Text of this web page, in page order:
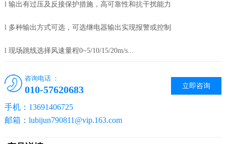
l 输出有过压及反接保护措施，高可靠性和抗干扰能力
l 多种输出方式可选，可选继电器输出实现报警或控制
l 现场跳线选择风速量程0~5/10/15/20m/s...
立即咨询
咨询电话 ：
010-57620683
手机：13691406725
邮箱：lubijun790811@vip.163.com